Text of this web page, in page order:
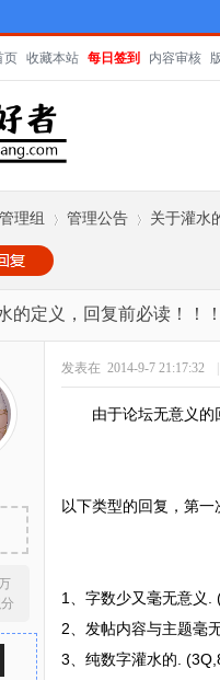
页 收藏本站 每日签到 内容审核
理组
›
管理公告
›
关于灌水
的定义，回复前必读！！！
发表在 2014-9-7 21:17:32
由于论坛无意义
以下类型的回复，第
1、字数少又毫无意义
2、发帖内容与主题毫
3、纯数字灌水的.